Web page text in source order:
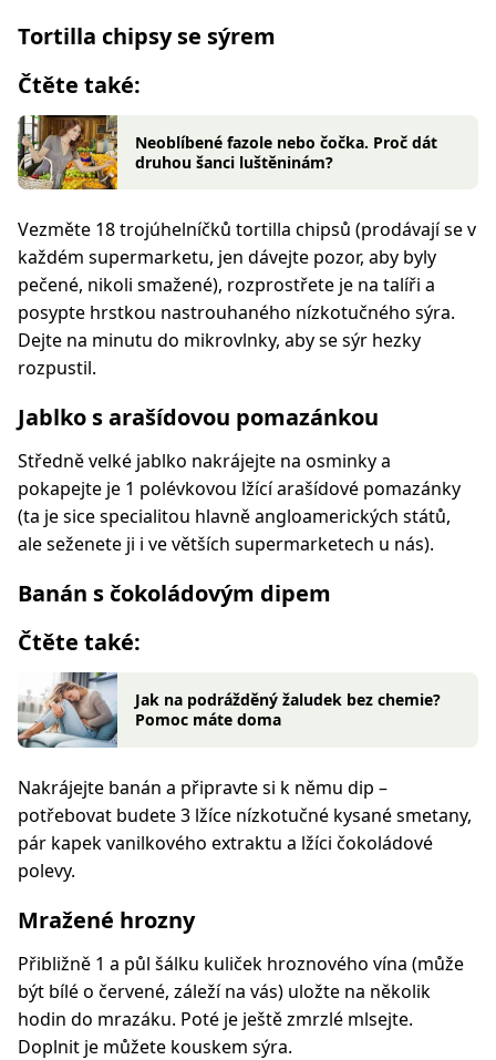
Tortilla chipsy se sýrem
Čtěte také:
Neoblíbené fazole nebo čočka. Proč dát
druhou šanci luštěninám?
Vezměte 18 trojúhelníčků tortilla chipsů (prodávají se v
každém supermarketu, jen dávejte pozor, aby byly
pečené, nikoli smažené), rozprostřete je na talíři a
posypte hrstkou nastrouhaného nízkotučného sýra.
Dejte na minutu do mikrovlnky, aby se sýr hezky
rozpustil.
Jablko s arašídovou pomazánkou
Středně velké jablko nakrájejte na osminky a
pokapejte je 1 polévkovou lžící arašídové pomazánky
(ta je sice specialitou hlavně angloamerických států,
ale seženete ji i ve větších supermarketech u nás).
Banán s čokoládovým dipem
Čtěte také:
Jak na podrážděný žaludek bez chemie?
Pomoc máte doma
Nakrájejte banán a připravte si k němu dip –
potřebovat budete 3 lžíce nízkotučné kysané smetany,
pár kapek vanilkového extraktu a lžíci čokoládové
polevy.
Mražené hrozny
Přibližně 1 a půl šálku kuliček hroznového vína (může
být bílé o červené, záleží na vás) uložte na několik
hodin do mrazáku. Poté je ještě zmrzlé mlsejte.
Doplnit je můžete kouskem sýra.